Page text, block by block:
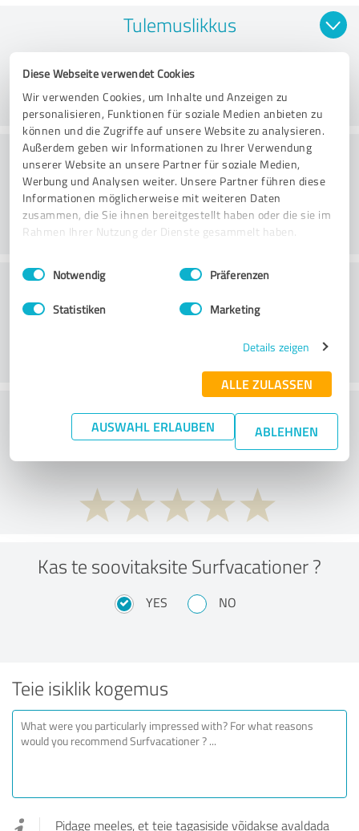
Diese Webseite verwendet Cookies
Wir verwenden Cookies, um Inhalte und Anzeigen zu
personalisieren, Funktionen für soziale Medien anbieten zu
können und die Zugriffe auf unsere Website zu analysieren.
Außerdem geben wir Informationen zu Ihrer Verwendung
unserer Website an unsere Partner für soziale Medien,
Werbung und Analysen weiter. Unsere Partner führen diese
Informationen möglicherweise mit weiteren Daten
zusammen, die Sie ihnen bereitgestellt haben oder die sie im
Rahmen Ihrer Nutzung der Dienste gesammelt haben.
Impressum Datenschutzbestimmungen
Einwilligungsauswahl
Notwendig Präferenzen
Statistiken Marketing
Details zeigen
ALLE ZULASSEN
AUSWAHL ERLAUBEN ABLEHNEN
Tulemuslikkus
Konsultatsioon
Klienditeenindus
What do you think of the price to
performance ratio?
Kas te soovitaksite Surfvacationer ?
YES NO
Teie isiklik kogemus
Pidage meeles, et teie tagasiside võidakse avaldada